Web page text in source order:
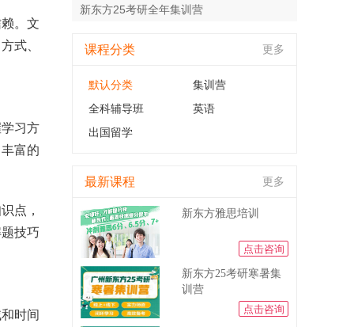
。文
式、
习方
富的
点，
技巧
时间
新东方25考研全年集训营
课程分类 更多
默认分类
集训营
全科辅导班
英语
出国留学
最新课程 更多
新东方雅思培训
点击咨询
新东方25考研寒暑集
训营
点击咨询